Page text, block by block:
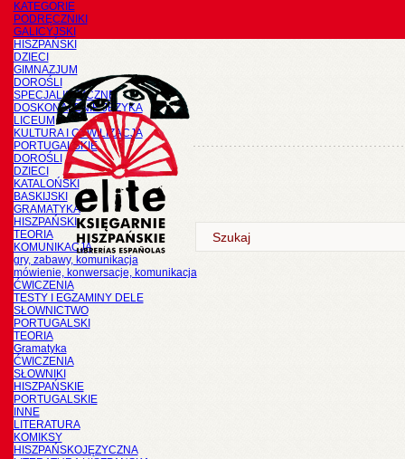
KATEGORIE
PODRĘCZNIKI
GALICYJSKI
HISZPAŃSKI
DZIECI
GIMNAZJUM
DOROŚLI
SPECJALISTYCZNE
DOSKONALENIE JĘZYKA
LICEUM
KULTURA I CYWILIZACJA
PORTUGALSKIE
DOROŚLI
DZIECI
KATALOŃSKI
BASKIJSKI
GRAMATYKA
HISZPAŃSKI
TEORIA
KOMUNIKACJA
gry, zabawy, komunikacja
mówienie, konwersacje, komunikacja
ĆWICZENIA
TESTY I EGZAMINY DELE
SŁOWNICTWO
PORTUGALSKI
TEORIA
Gramatyka
ĆWICZENIA
SŁOWNIKI
HISZPAŃSKIE
PORTUGALSKIE
INNE
LITERATURA
KOMIKSY
HISZPAŃSKOJĘZYCZNA